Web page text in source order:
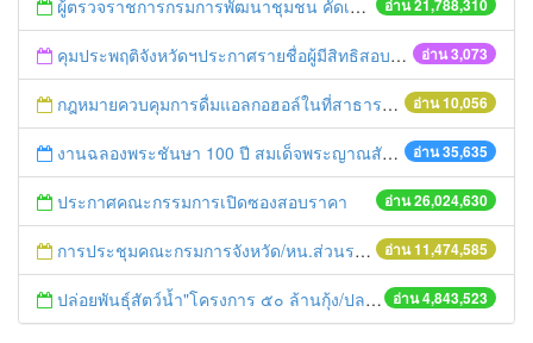
อ่าน 21,788,310
ผู้ตรวจราชการกรมการพัฒนาชุมชน คัดเลือกข้าราชการและลูกจ้างดีเด่น และหน่วยงานพัฒนาชุมชนใสสะอาด ประจำปี ๒๕๕๔
อ่าน 3,073
คุมประพฤติจังหวัดฯประกาศรายชื่อผู้มีสิทธิสอบสัมภาษณ์ เจ้าพนักงานราชการ
อ่าน 10,056
กฎหมายควบคุมการดื่มแอลกอฮอล์ในที่สาธารณะของสิงคโปร์
อ่าน 35,635
งานฉลองพระชันษา 100 ปี สมเด็จพระญาณสังวร สมเด็จพระสังฆราช สกลมหาสังฆปริณายก 3 ตุลาคม 2556
อ่าน 26,024,630
ประกาศคณะกรรมการเปิดซองสอบราคา
อ่าน 11,474,585
การประชุมคณะกรมการจังหวัด/หน.ส่วนราชการประจำเดือน มิถุนายน 2558
อ่าน 4,843,523
ปล่อยพันธุ์สัตว์น้ำ"โครงการ ๕๐ ล้านกุ้ง/ปลา ฟื้นชีวิตใหม่ให้เจ้าพระยา